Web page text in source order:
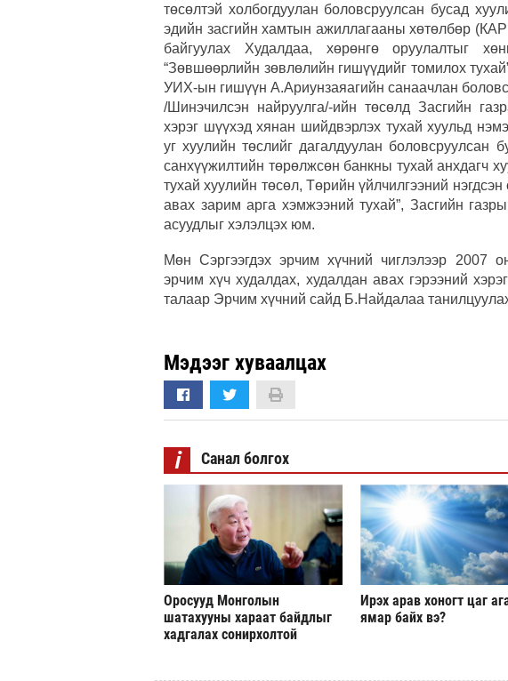
төсөлтэй холбогдуулан боловсруулсан бусад
эдийн засгийн хамтын ажиллагааны хөтөлбөр
байгуулах Худалдаа, хөрөнгө оруулалтыг
“Зөвшөөрлийн зөвлөлийн гишүүдийг томилох
УИХ-ын гишүүн А.Ариунзаяагийн санаачлан
/Шинэчилсэн найруулга/-ийн төсөлд Засгийн
хэрэг шүүхэд хянан шийдвэрлэх тухай хуульд
уг хуулийн төслийг дагалдуулан боловсруулсан
санхүүжилтийн төрөлжсөн банкны тухай анхдагч
тухай хуулийн төсөл, Төрийн үйлчилгээний
авах зарим арга хэмжээний тухай”, Засгийн
асуудлыг хэлэлцэх юм.
Мөн Сэргээгдэх эрчим хүчний чиглэлээр 2007
эрчим хүч худалдах, худалдан авах гэрээний
талаар Эрчим хүчний сайд Б.Найдалаа
Мэдээг хуваалцах
i Санал болгох
Оросууд Монголын
шатахууны хараат байдлыг
хадгалах сонирхолтой
Ирэх арав хоногт цаг
ямар байх вэ?